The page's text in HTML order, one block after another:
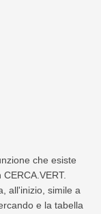
che esiste
all'inizio, simile a
e la tabella